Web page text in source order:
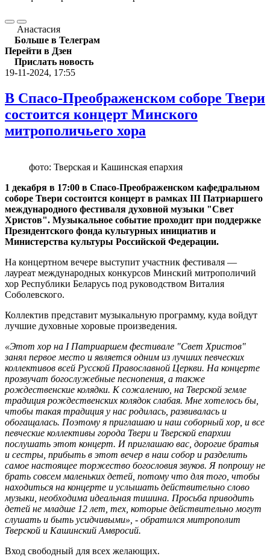
Анастасия
Больше в Телеграм
Перейти в Дзен
Прислать новость
19-11-2024, 17:55
В Спасо-Преображенском соборе Твери
состоится концерт Минского
митрополичьего хора
фото: Тверская и Кашинская епархия
1 декабря в 17:00 в Спасо-Преображенском кафедральном
соборе Твери состоится концерт в рамках III Патриаршего
международного фестиваля духовной музыки "Свет
Христов". Музыкальное событие проходит при поддержке
Президентского фонда культурных инициатив и
Министерства культуры Российской Федерации.
На концертном вечере выступит участник фестиваля —
лауреат международных конкурсов Минский митрополичий
хор Республики Беларусь под руководством Виталия
Соболевского.
Коллектив представит музыкальную программу, куда войдут
лучшие духовные хоровые произведения.
«Этот хор на I Патриаршем фестивале "Свет Христов"
занял первое место и является одним из лучших певческих
коллективов всей Русской Православной Церкви. На концерте
прозвучат богослужебные песнопения, а также
рождественские колядки. К сожалению, на Тверской земле
традиция рождественских колядок слабая. Мне хотелось бы,
чтобы такая традиция у нас родилась, развивалась и
обогащалась. Поэтому я приглашаю и наш соборный хор, и все
певческие коллективы города Твери и Тверской епархии
послушать этот концерт. И приглашаю вас, дорогие братья
и сестры, прибыть в этот вечер в наш собор и разделить
самое настоящее торжество богословия звуков. Я попрошу не
брать совсем маленьких детей, потому что для того, чтобы
находиться на концерте и услышать действительно слово
музыки, необходима идеальная тишина. Просьба приводить
детей не младше 12 лет, тех, которые действительно могут
слушать и быть усидчивыми», - обратился митрополит
Тверской и Кашинский Амвросий.
Вход свободный для всех желающих.